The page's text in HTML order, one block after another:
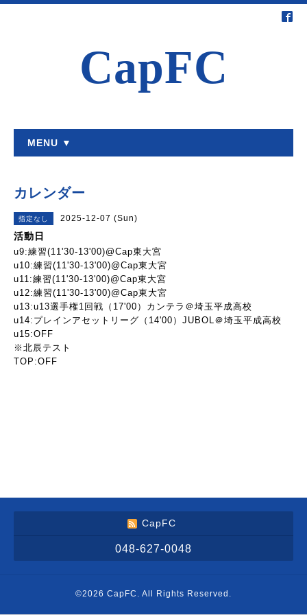
CapFC
MENU ▼
カレンダー
指定なし 2025-12-07 (Sun)
活動日
u9:練習(11'30-13'00)@Cap東大宮
u10:練習(11'30-13'00)@Cap東大宮
u11:練習(11'30-13'00)@Cap東大宮
u12:練習(11'30-13'00)@Cap東大宮
u13:u13選手権1回戦（17'00）カンテラ＠埼玉平成高校
u14:プレインアセットリーグ（14'00）JUBOL＠埼玉平成高校
u15:OFF
※北辰テスト
TOP:OFF
CapFC
048-627-0048
©2026 CapFC . All Rights Reserved.